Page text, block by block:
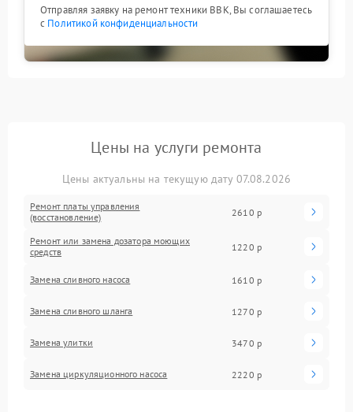
Отправляя заявку на ремонт техники BBK, Вы соглашаетесь
с Политикой конфиденциальности
Цены на услуги ремонта
Цены актуальны на текущую дату 07.08.2026
Ремонт платы управления
(восстановление)
2610 р
Ремонт или замена дозатора моющих
средств
1220 р
Замена сливного насоса 1610 р
Замена сливного шланга 1270 р
Замена улитки 3470 р
Замена циркуляционного насоса 2220 р